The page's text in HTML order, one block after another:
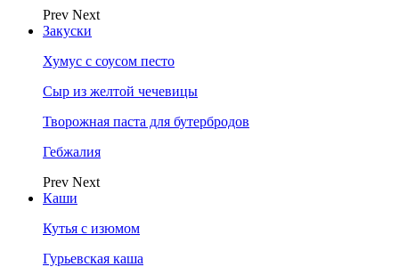
Prev Next
Закуски
Хумус с соусом песто
Сыр из желтой чечевицы
Творожная паста для бутербродов
Гебжалия
Prev Next
Каши
Кутья с изюмом
Гурьевская каша